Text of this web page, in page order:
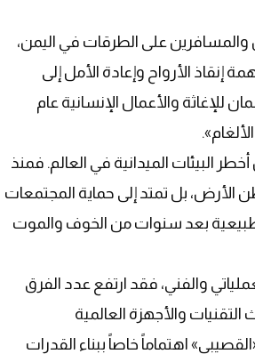
والمسافرين على الطرقات في اليمن،
إنقاذ الأرواح وإعادة الأمل إلى
للإغاثة والأعمال الإنسانية عام
البيئات الميدانية في العالم. فمنذ
الأرض، بل تمتد إلى حماية المجتمعات
بعد سنوات من الخوف والموت
والفني، فقد ارتفع عدد الفرق
التقنيات والأجهزة العالمية
اهتماماً خاصاً ببناء القدرات